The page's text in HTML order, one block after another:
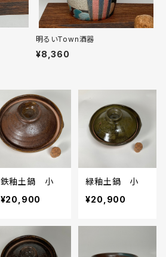
明るいTown酒器
¥8,360
鉄釉土鍋 小
¥20,900
緑釉土鍋 小
¥20,900